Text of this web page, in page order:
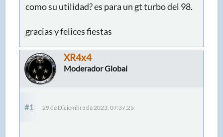
como su utilidad? es para un gt turbo del 98.
gracias y felices fiestas
XR4x4
Moderador Global
#1 29 de Diciembre de 2023, 07:37:25